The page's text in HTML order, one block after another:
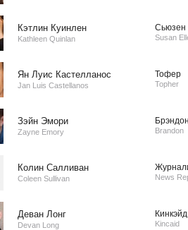
Кэтлин Куинлен
Kathleen Quinlan
Сьюзен
Susan
Ян Луис Кастелланос
Jan Luis Castellanos
Тофер
Topher
Зэйн Эмори
Zayne Emory
Брэндон
Brandon
Колин Салливан
Coleen Sullivan News
Деван Лонг
Devan Long
Кинкэйд
Kincaid